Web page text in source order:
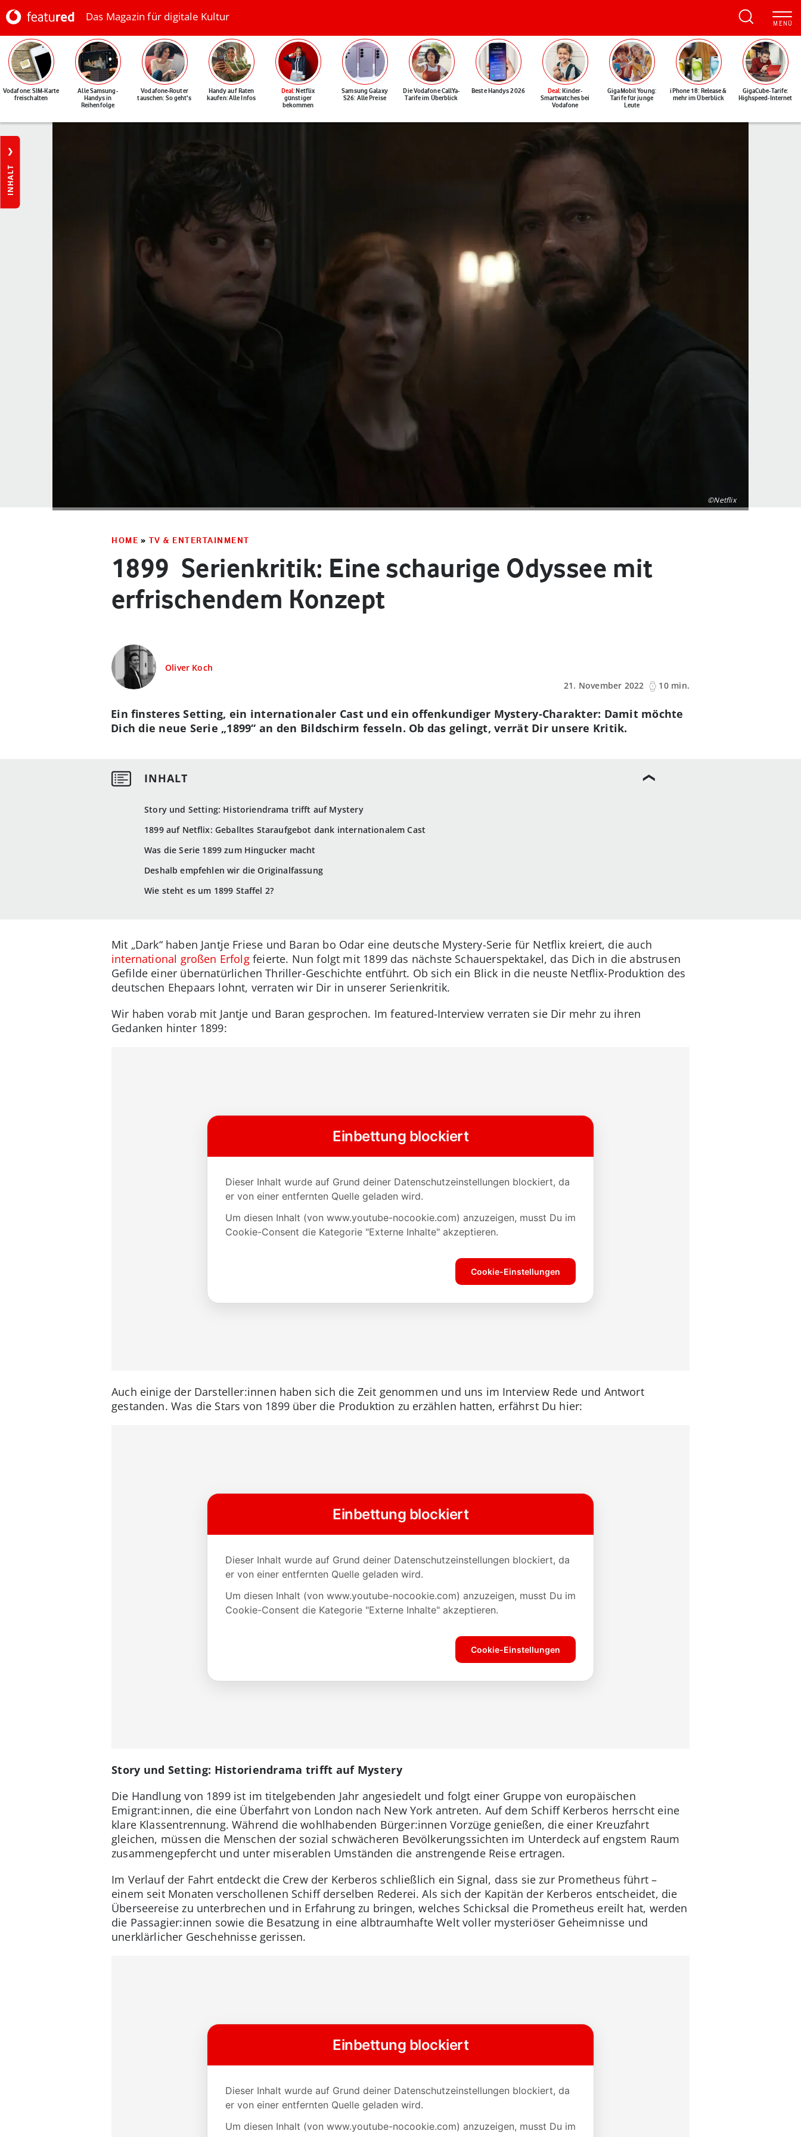
Das Magazin für digitale Kultur
Vodafone: SIM-Karte
freischalten
Alle Samsung-
Handys in
Reihenfolge
Vodafone-Router
tauschen: So geht's
Handy auf Raten
kaufen: Alle Infos
Deal: Netflix
günstiger
bekommen
Samsung Galaxy
S26: Alle Preise
Die Vodafone CallYa-
Tarife im Überblick
Beste Handys 2026 Deal: Kinder-
Smartwatches bei
Vodafone
GigaMobil Young:
Tarife für junge
Leute
iPhone 18: Release &
mehr im Überblick
GigaCube-Tarife:
Highspeed-Internet
INHALT
©Netflix
HOME » TV & ENTERTAINMENT
1899 ­ Serienkritik: Eine schaurige Odyssee mit
erfrischendem Konzept
Oliver Koch
21. November 2022
10 min.
Story und Setting: Historiendrama trifft auf Mystery
1899 auf Netflix: Geballtes Staraufgebot dank internationalem Cast
Was die Serie 1899 zum Hingucker macht
Deshalb empfehlen wir die Originalfassung
Wie steht es um 1899 Staffel 2?
Ein finsteres Setting, ein internationaler Cast und ein offenkundiger Mystery-Charakter: Damit möchte
Dich die neue Serie „1899“ an den Bildschirm fesseln. Ob das gelingt, verrät Dir unsere Kritik.
Mit „Dark“ haben Jantje Friese und Baran bo Odar eine deutsche Mystery-Serie für Netflix kreiert, die auch
international großen Erfolgfeierte. Nun folgt mit 1899 das nächste Schauerspektakel, das Dich in die abstrusen
Gefilde einer übernatürlichen Thriller-Geschichte entführt. Ob sich ein Blick in die neuste Netflix-Produktion des
deutschen Ehepaars lohnt, verraten wir Dir in unserer Serienkritik.
Wir haben vorab mit Jantje und Baran gesprochen. Im featured-Interview verraten sie Dir mehr zu ihren
Gedanken hinter 1899:
Auch einige der Darsteller:innen haben sich die Zeit genommen und uns im Interview Rede und Antwort
gestanden. Was die Stars von 1899 über die Produktion zu erzählen hatten, erfährst Du hier:
Story und Setting: Historiendrama trifft auf Mystery
Die Handlung von 1899 ist im titelgebenden Jahr angesiedelt und folgt einer Gruppe von europäischen
Emigrant:innen, die eine Überfahrt von London nach New York antreten. Auf dem Schiff Kerberos herrscht eine
klare Klassentrennung. Während die wohlhabenden Bürger:innen Vorzüge genießen, die einer Kreuzfahrt
gleichen, müssen die Menschen der sozial schwächeren Bevölkerungssichten im Unterdeck auf engstem Raum
zusammengepfercht und unter miserablen Umständen die anstrengende Reise ertragen.
Im Verlauf der Fahrt entdeckt die Crew der Kerberos schließlich ein Signal, dass sie zur Prometheus führt –
einem seit Monaten verschollenen Schiff derselben Rederei. Als sich der Kapitän der Kerberos entscheidet, die
Überseereise zu unterbrechen und in Erfahrung zu bringen, welches Schicksal die Prometheus ereilt hat, werden
die Passagier:innen sowie die Besatzung in eine albtraumhafte Welt voller mysteriöser Geheimnisse und
unerklärlicher Geschehnisse gerissen.